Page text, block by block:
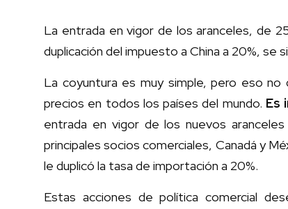
La entrada en vigor de los aranceles, de
duplicación del impuesto a China a 20%, se
La coyuntura es muy simple, pero eso
precios en todos los países del mundo. Es
entrada en vigor de los nuevos
principales socios comerciales, Canadá y
le duplicó la tasa de importación a 20%.
Estas acciones de política comercial